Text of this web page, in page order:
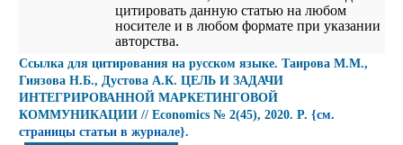
цитировать данную статью на любом
носителе и в любом формате при указании
авторства.
Cсылка для цитирования на русском языке. Таирова М.М.,
Гиязова Н.Б., Дустова А.К. ЦЕЛЬ И ЗАДАЧИ
ИНТЕГРИРОВАННОЙ МАРКЕТИНГОВОЙ
КОММУНИКАЦИИ // Economics № 2(45), 2020. P. {см.
страницы статьи в журнале}.